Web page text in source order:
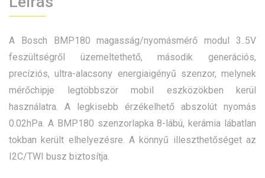
A Bosch BMP180 magasság/nyomásmérő modul 3..5V
feszültségről üzemeltethető, második generációs,
precíziós, ultra-alacsony energiaigényű szenzor, melynek
mérőchipje legtöbbször mobil eszközökben kerül
használatra. A legkisebb érzékelhető abszolút nyomás
0.02hPa. A BMP180 szenzorlapka 8-lábú, kerámia lábatlan
tokban került elhelyezésre. A könnyű illeszthetőséget az
I2C/TWI busz biztosítja.